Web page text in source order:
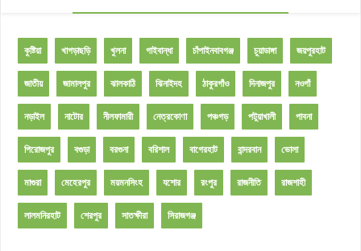
কুষ্টিয়া খাগড়াছড়ি খুলনা গাইবান্ধা চাঁপাইনবাবগঞ্জ চুয়াডাঙ্গা জয়পুরহাট
জাতীয় জামালপুর ঝালকাঠি ঝিনাইদহ ঠাকুরগাঁও দিনাজপুর নওগাঁ
নড়াইল নাটোর নীলফামারী নেত্রকোণা পঞ্চগড় পটুয়াখালী পাবনা
পিরোজপুর বগুড়া বরগুনা বরিশাল বাগেরহাট বান্দরবান ভোলা
মাগুরা মেহেরপুর ময়মনসিংহ যশোর রংপুর রাজনীতি রাজশাহী
লালমনিরহাট শেরপুর সাতক্ষীরা সিরাজগঞ্জ